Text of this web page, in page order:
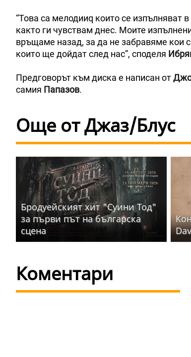
“Това са мелодииq които се изпълняват
както ги чувствам днес. Моите
връщаме назад, за да не забравяме кои
които ще дойдат след нас”, споделя
Предговорът към диска е написан от
самия Папазов.
Още от Джаз/Блус
Бродуейският хит "Суини Тод"
за първи път на българска
сцена
Коментари